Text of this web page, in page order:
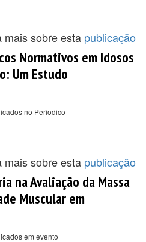
mais sobre esta publicação
Normativos em Idosos
Um Estudo
no Periodico
mais sobre esta publicação
na Avaliação da Massa
Muscular em
em evento